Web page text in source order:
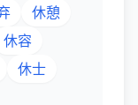
休憩
休容
休士